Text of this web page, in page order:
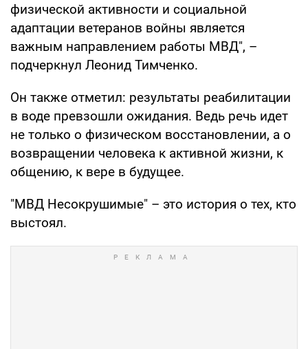
физической активности и социальной
адаптации ветеранов войны является
важным направлением работы МВД", –
подчеркнул Леонид Тимченко.
Он также отметил: результаты реабилитации
в воде превзошли ожидания. Ведь речь идет
не только о физическом восстановлении, а о
возвращении человека к активной жизни, к
общению, к вере в будущее.
"МВД Несокрушимые" – это история о тех, кто
выстоял.